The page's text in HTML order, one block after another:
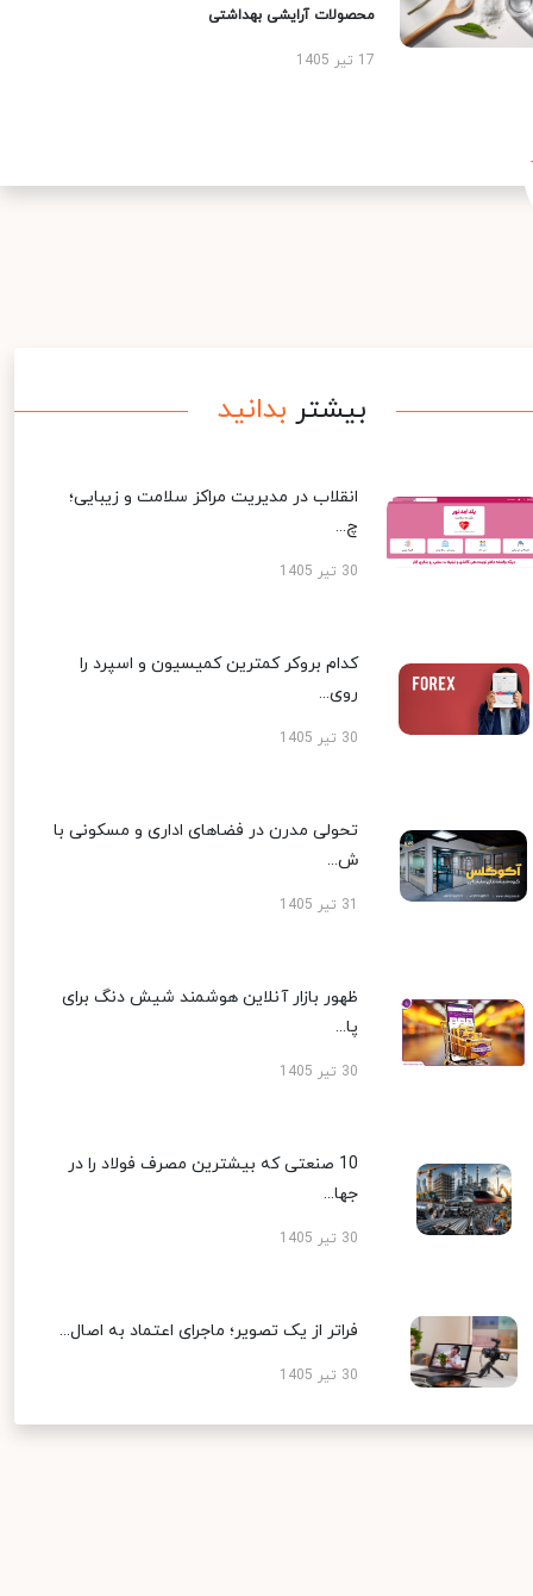
محصولات آرایشی بهداشتی
17 تیر 1405
بیشتر بدانید
انقلاب در مدیریت مراکز سلامت و زیبایی؛
چ...
30 تیر 1405
کدام بروکر کمترین کمیسیون و اسپرد را
روی...
30 تیر 1405
تحولی مدرن در فضاهای اداری و مسکونی با
ش...
ظهور بازار آنلاین هوشمند شیش دنگ برای
پا...
30 تیر 1405
10 صنعتی که بیشترین مصرف فولاد را در
جها...
30 تیر 1405
فراتر از یک تصویر؛ ماجرای اعتماد به اصال...
30 تیر 1405